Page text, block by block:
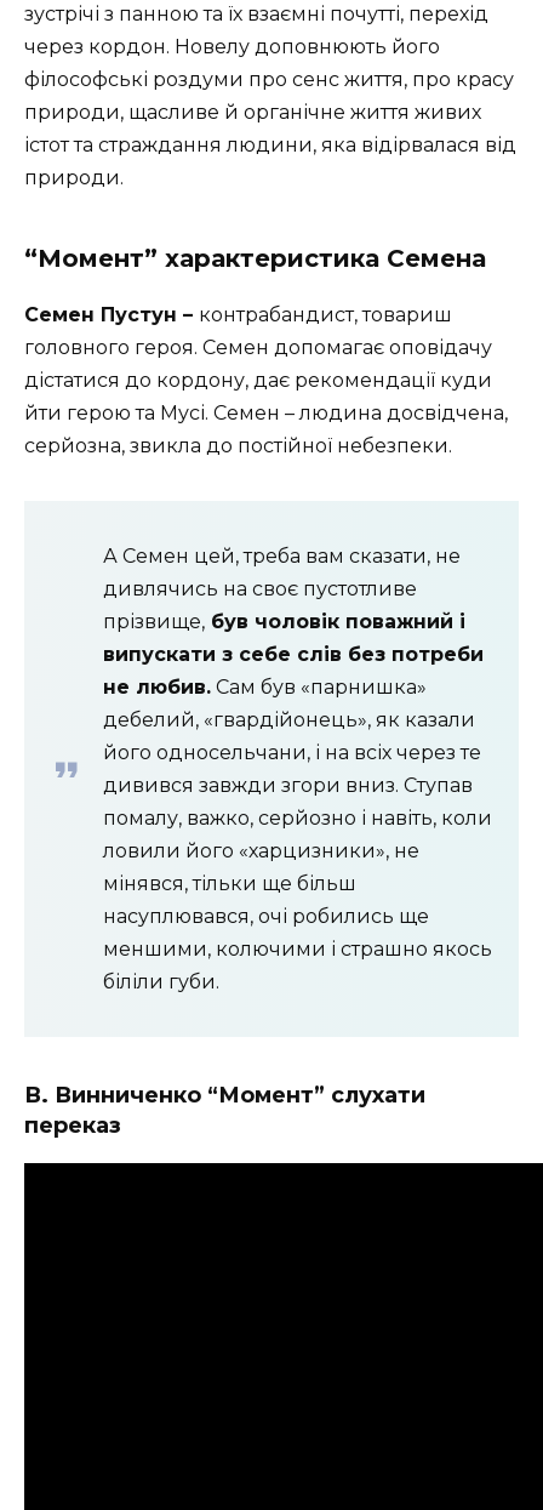
зустрічі з панною та їх взаємні почутті, перехід
через кордон. Новелу доповнюють його
філософські роздуми про сенс життя, про красу
природи, щасливе й органічне життя живих
істот та страждання людини, яка відірвалася від
природи.
“Момент” характеристика Семена
Семен Пустун – контрабандист, товариш
головного героя. Семен допомагає оповідачу
дістатися до кордону, дає рекомендації куди
йти герою та Мусі. Семен – людина досвідчена,
серйозна, звикла до постійної небезпеки.
А Семен цей, треба вам сказати, не
дивлячись на своє пустотливе
прізвище, був чоловік поважний і
випускати з себе слів без потреби
не любив. Сам був «парнишка»
дебелий, «гвардійонець», як казали
його односельчани, і на всіх через те
дивився завжди згори вниз. Ступав
помалу, важко, серйозно і навіть, коли
ловили його «харцизники», не
мінявся, тільки ще більш
насуплювався, очі робились ще
меншими, колючими і страшно якось
біліли губи.
В. Винниченко “Момент” слухати
переказ